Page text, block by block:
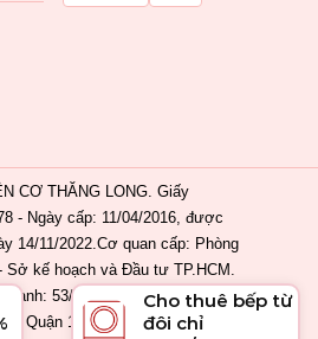
CƠ THĂNG LONG. Giấy
- Ngày cấp: 11/04/2016, được
14/11/2022.Cơ quan cấp: Phòng
Sở kế hoạch và Đầu tư TP.HCM.
53/2 Nguyễn Khắc Nhu,
Quận 1, Tp. Hồ Chí Minh, Việt
Cho thuê bếp từ
đôi chỉ